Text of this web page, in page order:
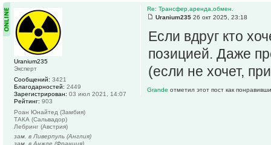
Re: Трансфер,аренда,обмен.
Uranium235 26 окт 2025, 23:18
Если вдруг кто
позицией. Даже
(если не хочет,
Grande отметил этот пост как
Uranium235
Эксперт
Сообщений: 3421
Благодарностей: 2449
Зарегистрирован: 03 июл 2021, 14:07
Рейтинг: 903
Роан Юнайтед (Замбия)
ТАКА (Сальвадор)
Лебринг (Австрия)
зам. в Ливерпуль (Англия)
зам. в Анжле (Франция)